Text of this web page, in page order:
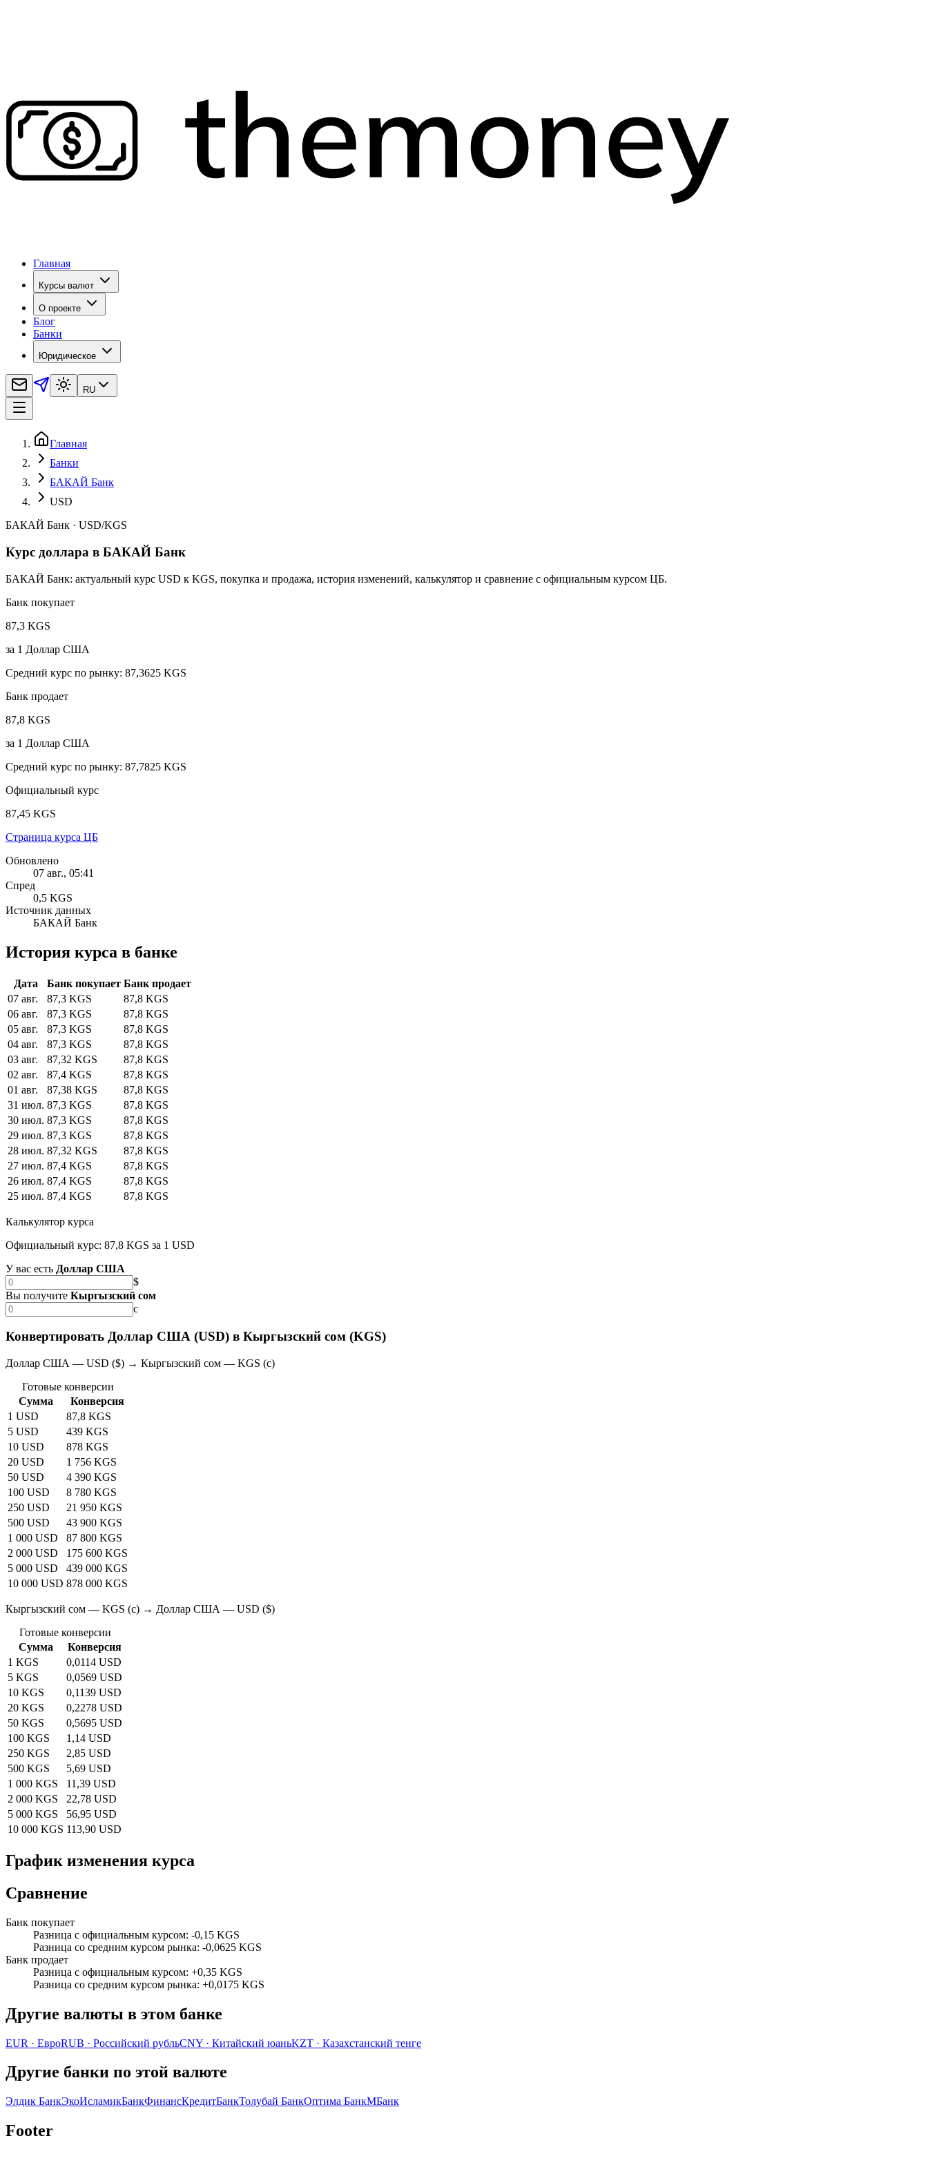
Главная
Курсы валют
О проекте
Блог
Банки
Юридическое
RU
Главная
Банки
БАКАЙ Банк
USD
БАКАЙ Банк · USD/KGS
Курс доллара в БАКАЙ Банк
БАКАЙ Банк: актуальный курс USD к KGS, покупка и продажа, история изменений, калькулятор и сравнение с официальным курсом ЦБ.
Банк покупает
87,3 KGS
за 1 Доллар США
Средний курс по рынку: 87,3625 KGS
Банк продает
87,8 KGS
за 1 Доллар США
Средний курс по рынку: 87,7825 KGS
Официальный курс
87,45 KGS
Страница курса ЦБ
Обновлено
07 авг., 05:41
Спред
0,5 KGS
Источник данных
БАКАЙ Банк
История курса в банке
Дата Банк покупает Банк продает
07 авг.
87,3 KGS
87,8 KGS
06 авг.
87,3 KGS
87,8 KGS
05 авг.
87,3 KGS
87,8 KGS
04 авг.
87,3 KGS
87,8 KGS
03 авг.
87,32 KGS
87,8 KGS
02 авг.
87,4 KGS
87,8 KGS
01 авг.
87,38 KGS
87,8 KGS
31 июл. 87,3 KGS
87,8 KGS
30 июл. 87,3 KGS
87,8 KGS
29 июл. 87,3 KGS
87,8 KGS
28 июл. 87,32 KGS
87,8 KGS
27 июл. 87,4 KGS
87,8 KGS
26 июл. 87,4 KGS
87,8 KGS
25 июл. 87,4 KGS 87,8 KGS
Калькулятор курса
Официальный курс: 87,8 KGS за 1 USD
У вас есть Доллар США
$
Вы получите Кыргызский сом
с
Конвертировать Доллар США (USD) в Кыргызский сом (KGS)
Доллар США — USD ($) → Кыргызский сом — KGS (с)
Готовые конверсии
Сумма
Конверсия
1 USD
87,8 KGS
5 USD
439 KGS
10 USD
878 KGS
20 USD
1 756 KGS
50 USD
4 390 KGS
100 USD
8 780 KGS
250 USD
21 950 KGS
500 USD
43 900 KGS
1 000 USD
87 800 KGS
2 000 USD
175 600 KGS
5 000 USD
439 000 KGS
10 000 USD 878 000 KGS
Кыргызский сом — KGS (с) → Доллар США — USD ($)
Готовые конверсии
Сумма
Конверсия
1 KGS
0,0114 USD
5 KGS
0,0569 USD
10 KGS
0,1139 USD
20 KGS
0,2278 USD
50 KGS
0,5695 USD
100 KGS
1,14 USD
250 KGS
2,85 USD
500 KGS
5,69 USD
1 000 KGS
11,39 USD
2 000 KGS
22,78 USD
5 000 KGS
56,95 USD
10 000 KGS 113,90 USD
График изменения курса
Сравнение
Банк покупает
Разница с официальным курсом: -0,15 KGS
Разница со средним курсом рынка: -0,0625 KGS
Банк продает
Разница с официальным курсом: +0,35 KGS
Разница со средним курсом рынка: +0,0175 KGS
Другие валюты в этом банке
EUR · ЕвроRUB · Российский рубльCNY · Китайский юаньKZT · Казахстанский тенге
Другие банки по этой валюте
Элдик БанкЭкоИсламикБанкФинансКредитБанкТолубай БанкОптима БанкМБанк
Footer